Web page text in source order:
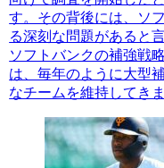
す。その背後には、ソ
る深刻な問題があると
ソフトバンクの補強戦
は、毎年のように大型
なチームを維持してき